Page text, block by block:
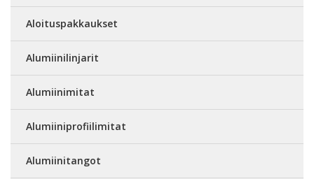
Aloituspakkaukset
Alumiinilinjarit
Alumiinimitat
Alumiiniprofiilimitat
Alumiinitangot